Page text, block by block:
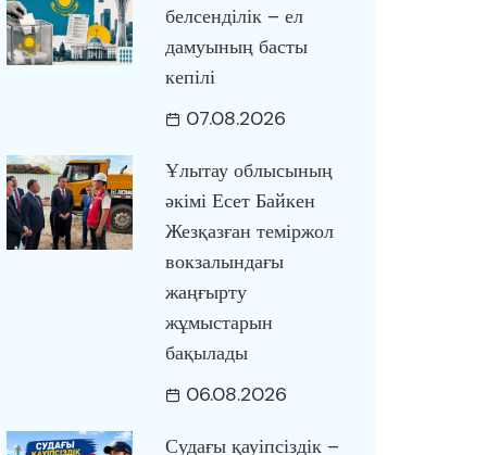
белсенділік – ел
дамуының басты
кепілі
07.08.2026
Ұлытау облысының
әкімі Есет Байкен
Жезқазған теміржол
вокзалындағы
жаңғырту
жұмыстарын
бақылады
06.08.2026
Судағы қауіпсіздік –